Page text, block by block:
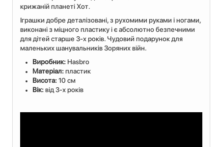
крижаній планеті Хот.
Іграшки добре деталізовані, з рухомими руками і ногами,
виконані з міцного пластику і є абсолютно безпечними
для дітей старше 3-х років. Чудовий подарунок для
маленьких шанувальників Зоряних війн.
Виробник: Hasbro
Матеріал:пластик
Висота:10 см
Вік:від 3-х років